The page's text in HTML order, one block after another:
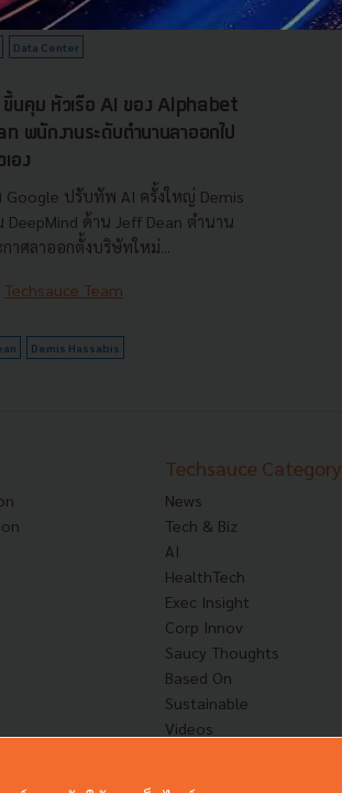
Data Center
นคุม หัวเรือ AI ของ Alphabet
พนักงานระดับตำนานลาออกไป
อง
Google ปรับทัพ AI ครั้งใหญ่ Demis
DeepMind ด้าน Jeff Dean ตำนาน
าศลาออกตั้งบริษัทใหม่...
Techsauce Team
Demis Hassabis
Techsauce Category
News
Tech & Biz
AI
HealthTech
Exec Insight
Corp Innov
Saucy Thoughts
Based On
Sustainable
Videos